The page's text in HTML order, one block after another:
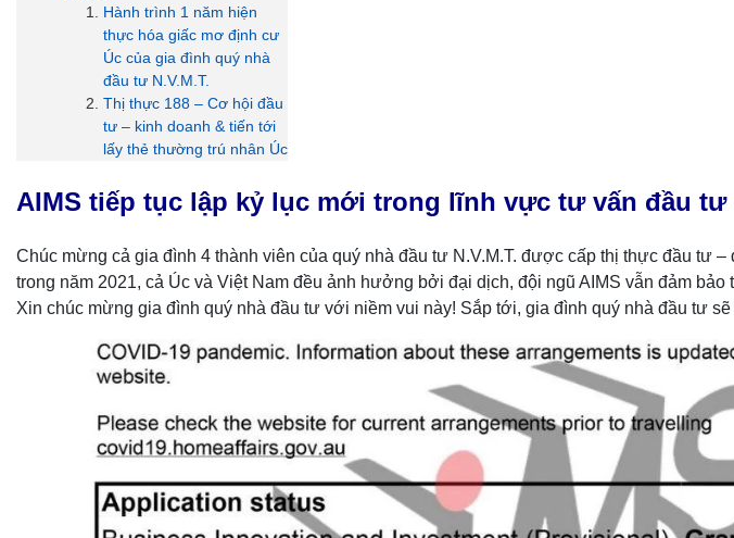
Hành trình 1 năm hiện
thực hóa giấc mơ định cư
Úc của gia đình quý nhà
đầu tư N.V.M.T.
Thị thực 188 – Cơ hội đầu
tư – kinh doanh & tiến tới
lấy thẻ thường trú nhân Úc
AIMS tiếp tục lập kỷ lục mới trong lĩnh vực tư vấn đầu
Chúc mừng cả gia đình 4 thành viên của quý nhà đầu tư N.V.M.T. được cấp thị thực đầu tư
trong năm 2021, cả Úc và Việt Nam đều ảnh hưởng bởi đại dịch, đội ngũ AIMS vẫn đảm
Xin chúc mừng gia đình quý nhà đầu tư với niềm vui này! Sắp tới, gia đình quý nhà đầu tư